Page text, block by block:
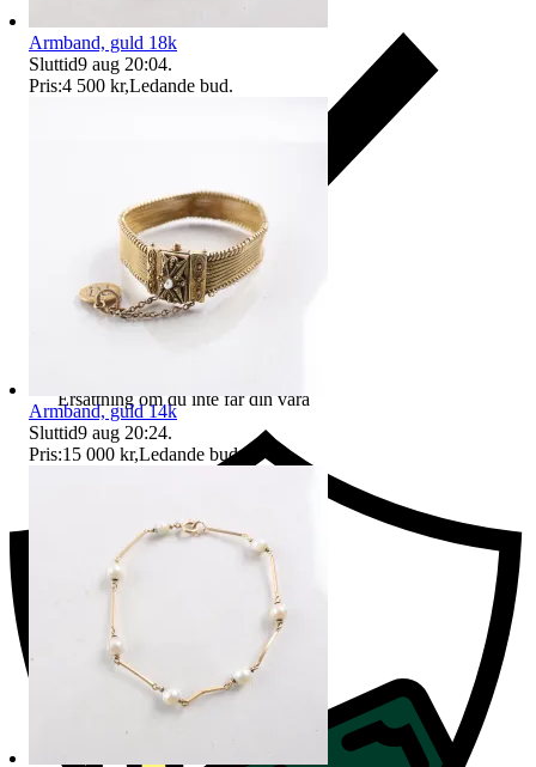
Ersättning om du inte får din vara
Armband, guld 18k
Sluttid9 aug 20:04.
Pris:4 500 kr,Ledande bud.
Armband, guld 14k
Sluttid9 aug 20:24.
Pris:15 000 kr,Ledande bud.